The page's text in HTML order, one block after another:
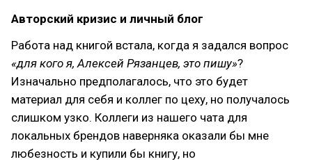
Авторский кризис и личный блог
Работа над книгой встала, когда я задался вопрос
«для кого я, Алексей Рязанцев, это пишу»?
Изначально предполагалось, что это будет
материал для себя и коллег по цеху, но получалось
слишком узко. Коллеги из нашего чата для
локальных брендов наверняка оказали бы мне
любезность и купили бы книгу, но